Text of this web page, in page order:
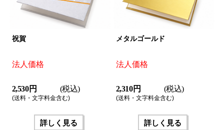
祝賀
法人価格
2,530 円 (税込)
(送料・文字料金含む)
詳しく見る
メタルゴールド
法人価格
2,310 円 (税込)
(送料・文字料金含む)
詳しく見る